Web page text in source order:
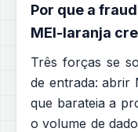
Por que a
MEI-laranja
Três forças se
de entrada: abrir
que barateia a
o volume de